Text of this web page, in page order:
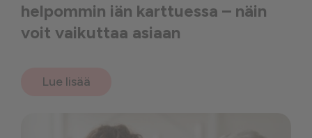
helpommin iän karttuessa – näin
voit vaikuttaa asiaan
Lue lisää